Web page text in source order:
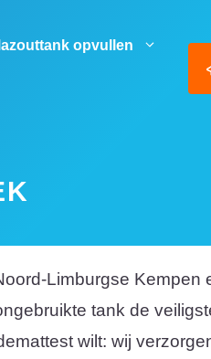
opvullen
Limburgse Kempen
tank de
wilt: wij